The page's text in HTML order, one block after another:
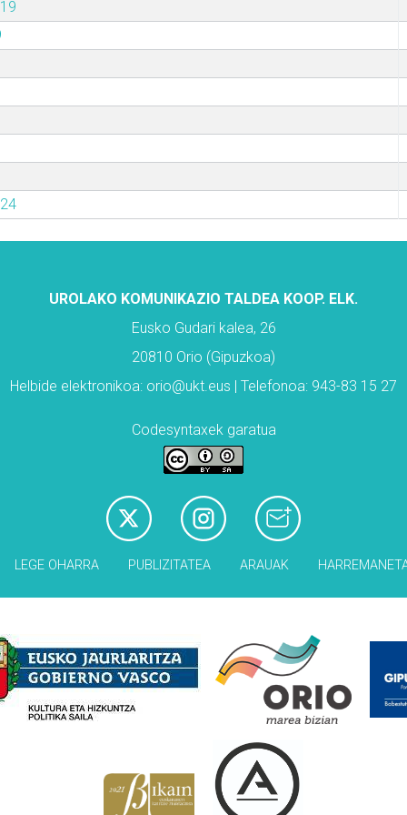
UROLAKO KOMUNIKAZIO TALDEA KOOP. ELK.
Eusko Gudari kalea, 26
20810 Orio (Gipuzkoa)
Helbide elektronikoa: orio@ukt.eus | Telefonoa: 943-83 15 27
Codesyntaxek garatua
LEGE OHARRA PUBLIZITATEA ARAUAK